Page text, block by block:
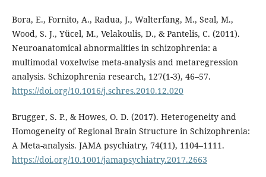
Bora, E., Fornito, A., Radua, J., Walterfang, M., Seal, M.,
Wood, S. J., Yücel, M., Velakoulis, D., & Pantelis, C. (2011).
Neuroanatomical abnormalities in schizophrenia: a
multimodal voxelwise meta-analysis and metaregression
analysis. Schizophrenia research, 127(1-3), 46–57.
https://doi.org/10.1016/j.schres.2010.12.020
Brugger, S. P., & Howes, O. D. (2017). Heterogeneity and
Homogeneity of Regional Brain Structure in Schizophrenia:
A Meta-analysis. JAMA psychiatry, 74(11), 1104–1111.
https://doi.org/10.1001/jamapsychiatry.2017.2663